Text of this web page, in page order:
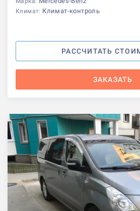
Климат: Климат-контроль
РАССЧИТАТЬ
ЗАКАЗАТЬ